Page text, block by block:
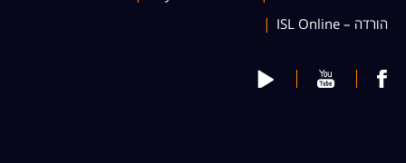
הורדה – ISL Online